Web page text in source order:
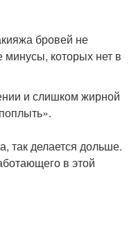
бровей не
которых нет в
и слишком жирной
так делается дольше.
в этой